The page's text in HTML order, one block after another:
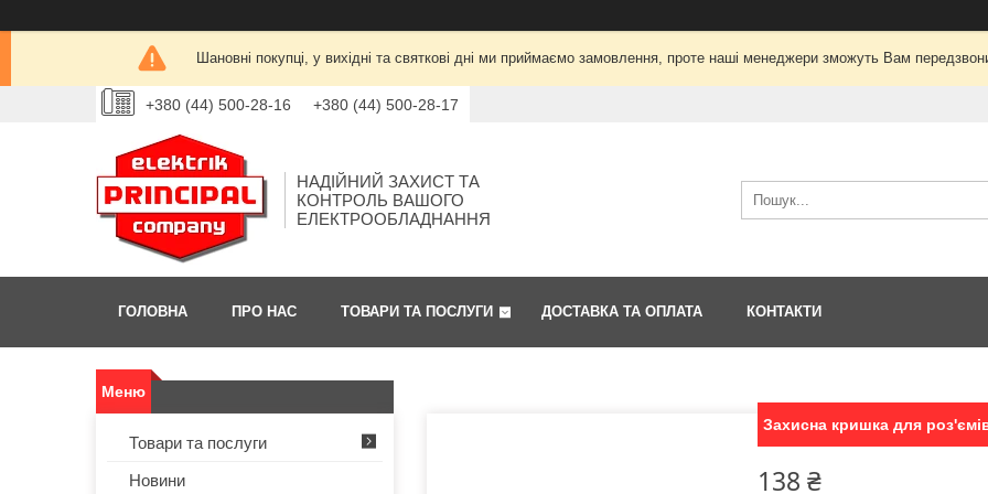
Шановні покупці, у вихідні та святкові дні ми приймаємо замовлення, проте наші менеджери зможуть Вам
+380 (44) 500-28-16 +380 (44) 500-28-17
НАДІЙНИЙ ЗАХИСТ ТА
КОНТРОЛЬ ВАШОГО
ЕЛЕКТРООБЛАДНАННЯ
ГОЛОВНА ПРО НАС ТОВАРИ ТА ПОСЛУГИ ДОСТАВКА ТА ОПЛАТА КОНТАКТИ
Захисна кришка для
138 ₴
Товари та послуги
Новини